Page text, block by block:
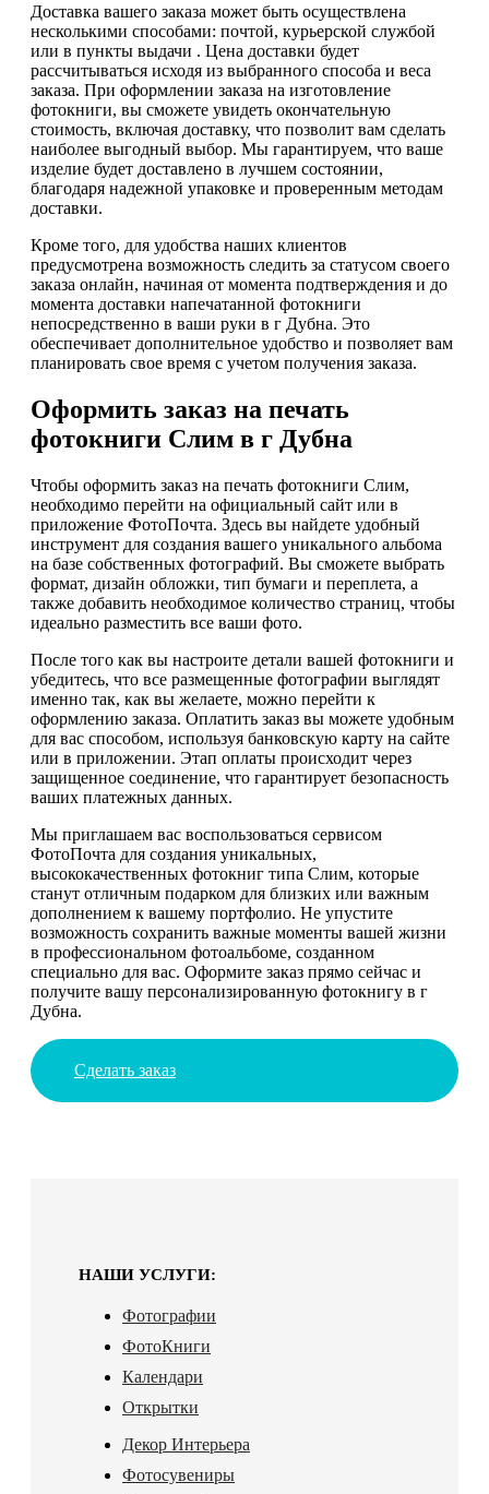
Доставка вашего заказа может быть осуществлена
несколькими способами: почтой, курьерской службой
или в пункты выдачи . Цена доставки будет
рассчитываться исходя из выбранного способа и веса
заказа. При оформлении заказа на изготовление
фотокниги, вы сможете увидеть окончательную
стоимость, включая доставку, что позволит вам сделать
наиболее выгодный выбор. Мы гарантируем, что ваше
изделие будет доставлено в лучшем состоянии,
благодаря надежной упаковке и проверенным методам
доставки.
Кроме того, для удобства наших клиентов
предусмотрена возможность следить за статусом своего
заказа онлайн, начиная от момента подтверждения и до
момента доставки напечатанной фотокниги
непосредственно в ваши руки в г Дубна. Это
обеспечивает дополнительное удобство и позволяет вам
планировать свое время с учетом получения заказа.
Оформить заказ на печать
фотокниги Слим в г Дубна
Чтобы оформить заказ на печать фотокниги Слим,
необходимо перейти на официальный сайт или в
приложение ФотоПочта. Здесь вы найдете удобный
инструмент для создания вашего уникального альбома
на базе собственных фотографий. Вы сможете выбрать
формат, дизайн обложки, тип бумаги и переплета, а
также добавить необходимое количество страниц, чтобы
идеально разместить все ваши фото.
После того как вы настроите детали вашей фотокниги и
убедитесь, что все размещенные фотографии выглядят
именно так, как вы желаете, можно перейти к
оформлению заказа. Оплатить заказ вы можете удобным
для вас способом, используя банковскую карту на сайте
или в приложении. Этап оплаты происходит через
защищенное соединение, что гарантирует безопасность
ваших платежных данных.
Мы приглашаем вас воспользоваться сервисом
ФотоПочта для создания уникальных,
высококачественных фотокниг типа Слим, которые
станут отличным подарком для близких или важным
дополнением к вашему портфолио. Не упустите
возможность сохранить важные моменты вашей жизни
в профессиональном фотоальбоме, созданном
специально для вас. Оформите заказ прямо сейчас и
получите вашу персонализированную фотокнигу в г
Дубна.
Сделать заказ
НАШИ УСЛУГИ:
Фотографии
ФотоКниги
Календари
Открытки
Декор Интерьера
Фотосувениры